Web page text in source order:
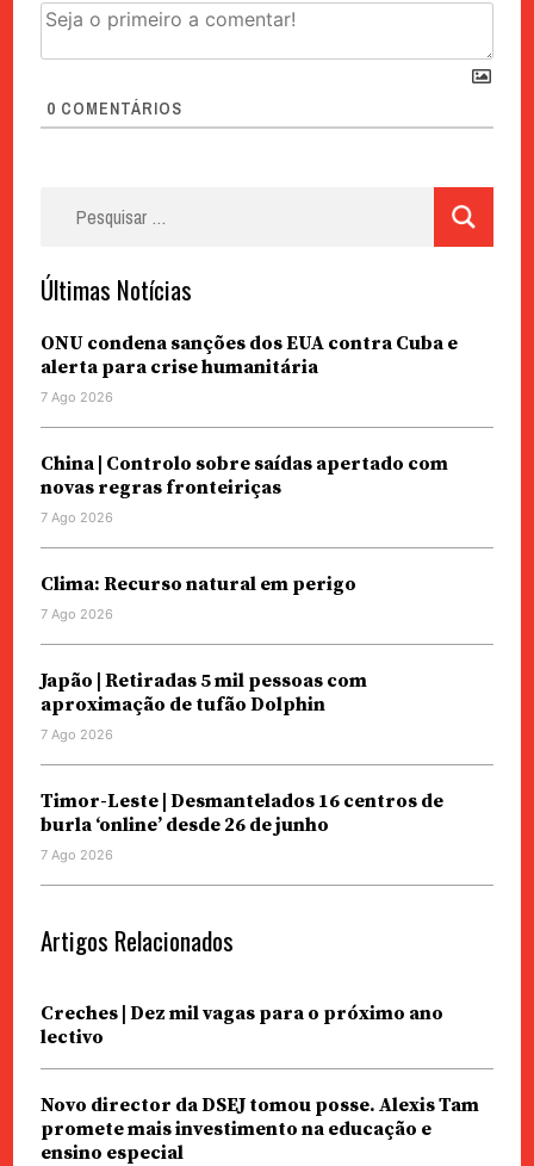
0 COMENTÁRIOS
Últimas Notícias
ONU condena sanções dos EUA contra Cuba e
alerta para crise humanitária
7 Ago 2026
China | Controlo sobre saídas apertado com
novas regras fronteiriças
7 Ago 2026
Clima: Recurso natural em perigo
7 Ago 2026
Japão | Retiradas 5 mil pessoas com
aproximação de tufão Dolphin
7 Ago 2026
Timor-Leste | Desmantelados 16 centros de
burla ‘online’ desde 26 de junho
7 Ago 2026
Artigos Relacionados
Creches | Dez mil vagas para o próximo ano
lectivo
Novo director da DSEJ tomou posse. Alexis Tam
promete mais investimento na educação e
ensino especial